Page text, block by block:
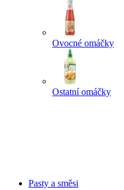
Ovocné omáčky
Ostatní omáčky
Pasty a směsi